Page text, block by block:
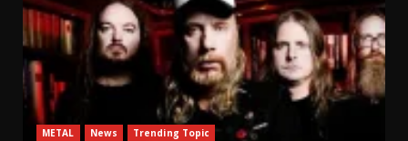
METAL News Trending Topic